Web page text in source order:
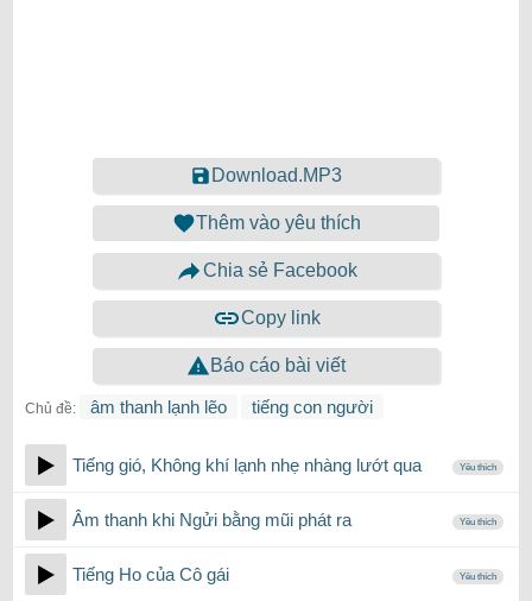
Download.MP3
Thêm vào yêu thích
Chia sẻ Facebook
Copy link
Báo cáo bài viết
Chủ đề: âm thanh lạnh lẽo tiếng con người
Tiếng gió, Không khí lạnh nhẹ nhàng lướt qua Yêu thích
Âm thanh khi Ngửi bằng mũi phát ra Yêu thích
Tiếng Ho của Cô gái Yêu thích